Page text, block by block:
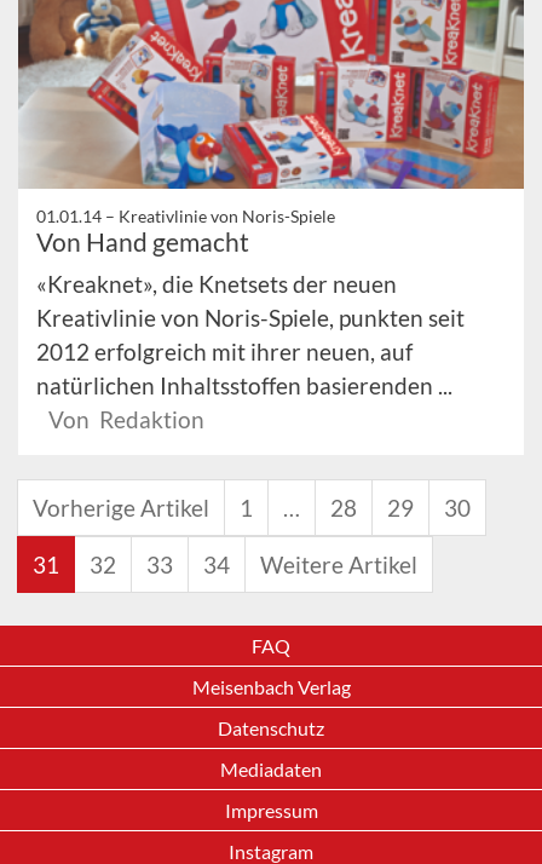
01.01.14 – Kreativlinie von Noris-Spiele
Von Hand gemacht
«Kreaknet», die Knetsets der neuen
Kreativlinie von Noris-Spiele, punkten seit
2012 erfolgreich mit ihrer neuen, auf
natürlichen Inhaltsstoffen basierenden ...
Von Redaktion
Vorherige Artikel 1 28 29 30
31 32 33 34 Weitere Artikel
FAQ
Meisenbach Verlag
Datenschutz
Mediadaten
Impressum
Instagram